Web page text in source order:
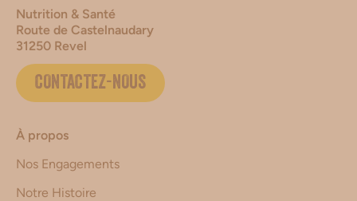
Nutrition & Santé
Route de Castelnaudary
31250 Revel
CONTACTEZ-NOUS
À propos
Nos Engagements
Notre Histoire